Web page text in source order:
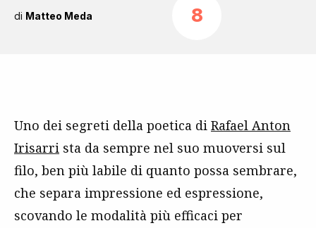
di Matteo Meda 8
Uno dei segreti della poetica di Rafael Anton
Irisarri sta da sempre nel suo muoversi sul
filo, ben più labile di quanto possa sembrare,
che separa impressione ed espressione,
scovando le modalità più efficaci per